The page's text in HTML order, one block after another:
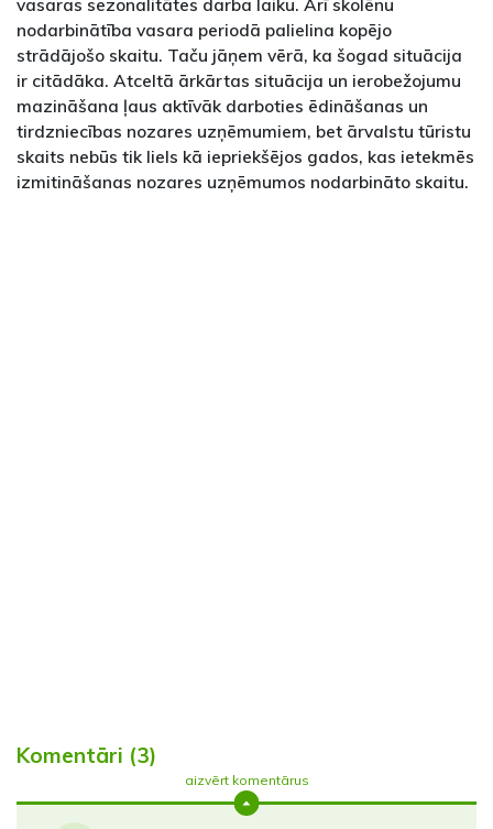
vasaras sezonalitātes darba laiku. Arī skolēnu
nodarbinātība vasara periodā palielina kopējo
strādājošo skaitu. Taču jāņem vērā, ka šogad situācija
ir citādāka. Atceltā ārkārtas situācija un ierobežojumu
mazināšana ļaus aktīvāk darboties ēdināšanas un
tirdzniecības nozares uzņēmumiem, bet ārvalstu tūristu
skaits nebūs tik liels kā iepriekšējos gados, kas ietekmēs
izmitināšanas nozares uzņēmumos nodarbināto skaitu.
Komentāri (3)
aizvērt komentārus